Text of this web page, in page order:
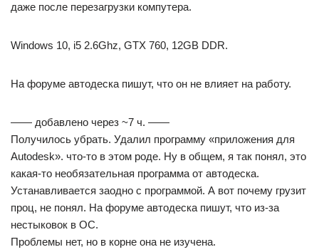
даже после перезагрузки компутера.
Windows 10, i5 2.6Ghz, GTX 760, 12GB DDR.
На форуме автодеска пишут, что он не влияет на работу.
—— добавлено через ~7 ч. ——
Получилось убрать. Удалил программу «приложения для
Autodesk». что-то в этом роде. Ну в общем, я так понял, это
какая-то необязательная программа от автодеска.
Устанавливается заодно с программой. А вот почему грузит
проц, не понял. На форуме автодеска пишут, что из-за
нестыковок в ОС.
Проблемы нет, но в корне она не изучена.